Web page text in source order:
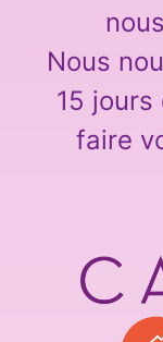
Nous
15
faire